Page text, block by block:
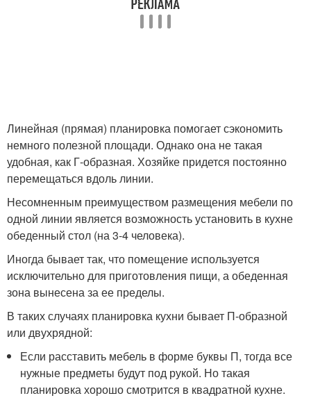
Линейная (прямая) планировка помогает сэкономить
немного полезной площади. Однако она не такая
удобная, как Г-образная. Хозяйке придется постоянно
перемещаться вдоль линии.
Несомненным преимуществом размещения мебели по
одной линии является возможность установить в кухне
обеденный стол (на 3-4 человека).
Иногда бывает так, что помещение используется
исключительно для приготовления пищи, а обеденная
зона вынесена за ее пределы.
В таких случаях планировка кухни бывает П-образной
или двухрядной:
Если расставить мебель в форме буквы П, тогда все
нужные предметы будут под рукой. Но такая
планировка хорошо смотрится в квадратной кухне.